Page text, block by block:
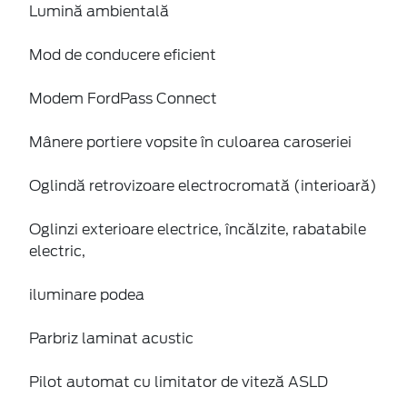
Lumină ambientală
Mod de conducere eficient
Modem FordPass Connect
Mânere portiere vopsite în culoarea caroseriei
Oglindă retrovizoare electrocromată (interioară)
Oglinzi exterioare electrice, încălzite, rabatabile
electric,
iluminare podea
Parbriz laminat acustic
Pilot automat cu limitator de viteză ASLD